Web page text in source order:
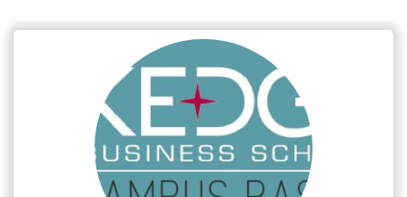
Google Play Store !